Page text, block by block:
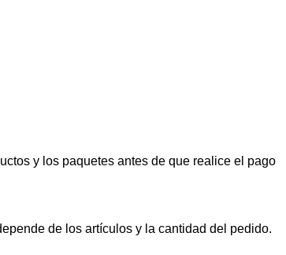
y los paquetes antes de que realice el pago
de los artículos y la cantidad del pedido.